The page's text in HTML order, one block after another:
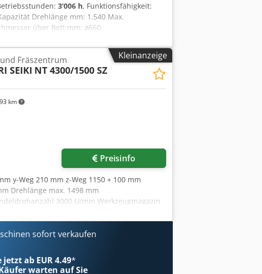
3’006 h, Funktionsfähigkeit:
Drehlänge mm: 1.540 Max.
über Bett mm: ø660
2 ø300) Dreh-/Frässpindel Vollindexierende
mm: ±125 Verfahrweg Z-Achse mm: 1.560
U/min: 12.000 Antriebsleistung kW: 18,5/11
Werkzeugaufnahme: Capto C6 Unterer
Spindeldrehzahl U/min: 5.000
Gegenspindel Spindeldrehzahl U/min:
Ausstattung Spindel 2 mit
Späneförderer Luftdüse
für oben und unten
Kleinanzeige
km
Fräszentrum
SEIKI NT 4300/1500 SZ
Preisinfo
y-Weg 210 mm z-Weg 1150 + 100 mm
Drehlänge max. 1498 mm
3000 U/min Werkzeugmagazin
Maschinengewicht ca. 26,6 t Raumbedarf
Querschlitten (Werkzeugspindel 1): 750
mm Max. Drehdurchmesser
2): 275 mm Max. bearbeitete
90 mm Verfahrwege: X1 Achse
210) mm Z1 Achse (Werkzeugspindel):
sofort verkaufen
ab EUR 4.49*
warten auf Sie